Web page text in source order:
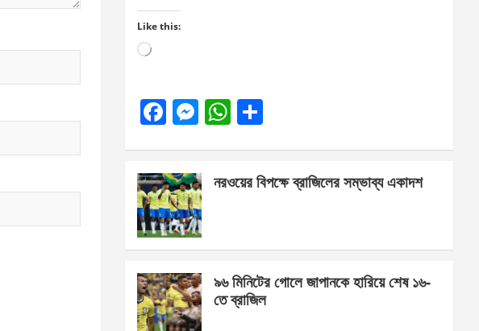
Like this:
Loading…
F
b
o
o
k
M
n
g
er
W
s
e
নরওয়ের বিপক্ষে ব্রাজিলের সম্ভাব্য একাদশ
৯৬ মিনিটের গোলে জাপানকে হারিয়ে শেষ ১৬-
তে ব্রাজিল